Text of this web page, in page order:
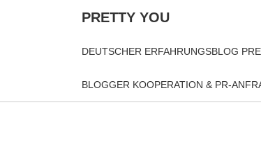
PRETTY YOU
DEUTSCHER ERFAHRUNGSBLOG
BLOGGER KOOPERATION & PR-